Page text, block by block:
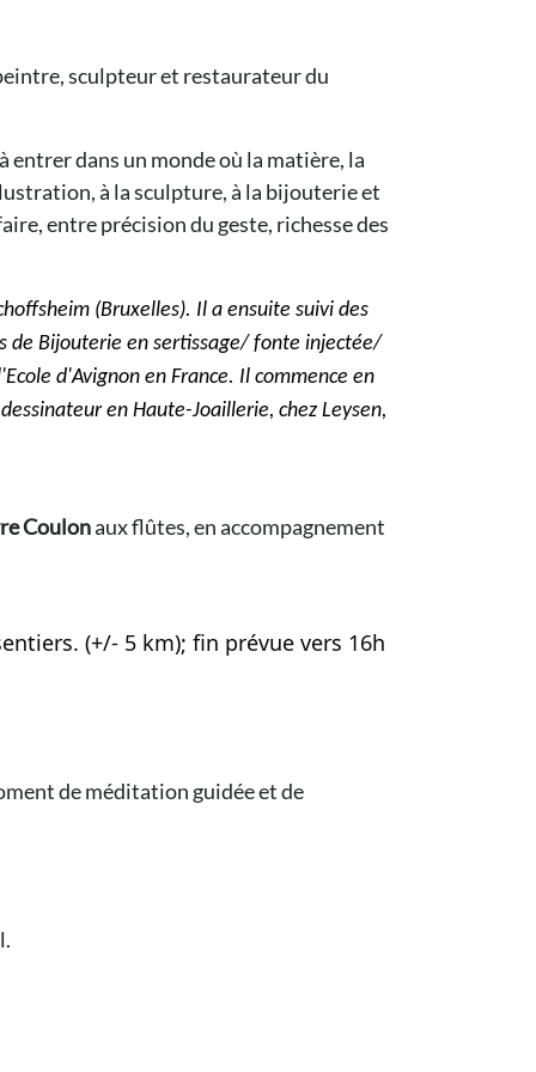
sculpteur et restaurateur du
dans un monde où la matière, la
à la sculpture, à la bijouterie et
entre précision du geste, richesse des
(Bruxelles). Il a ensuite suivi des
de Bijouterie en sertissage/ fonte injectée/
d'Avignon en France. Il commence en
en Haute-Joaillerie, chez Leysen,
Coulonaux flûtes, en accompagnement
(+/- 5 km); fin prévue vers 16h
de méditation guidée et de